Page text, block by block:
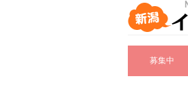
募集中